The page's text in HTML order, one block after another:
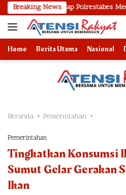
Langsung
ke
konten
Breaking NewsPolrestabes Medan
Home Berita Utama Nasional
Beranda Pemerintahan
Pemerintahan
Tingkatkan Konsumsi
Sumut Gelar Gerakan
Ikan